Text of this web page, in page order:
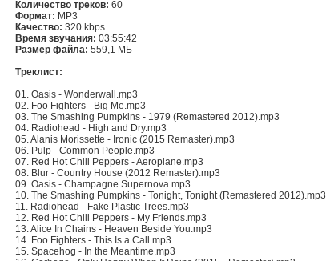
Количество треков: 60
Формат: MP3
Качество: 320 kbps
Время звучания: 03:55:42
Размер файла: 559,1 МБ
Треклист:
01. Oasis - Wonderwall.mp3
02. Foo Fighters - Big Me.mp3
03. The Smashing Pumpkins - 1979 (Remastered 2012).mp3
04. Radiohead - High and Dry.mp3
05. Alanis Morissette - Ironic (2015 Remaster).mp3
06. Pulp - Common People.mp3
07. Red Hot Chili Peppers - Aeroplane.mp3
08. Blur - Country House (2012 Remaster).mp3
09. Oasis - Champagne Supernova.mp3
10. The Smashing Pumpkins - Tonight, Tonight (Remastered 2012).mp3
11. Radiohead - Fake Plastic Trees.mp3
12. Red Hot Chili Peppers - My Friends.mp3
13. Alice In Chains - Heaven Beside You.mp3
14. Foo Fighters - This Is a Call.mp3
15. Spacehog - In the Meantime.mp3